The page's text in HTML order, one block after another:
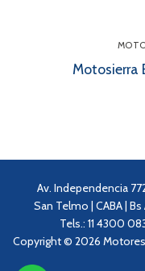
Motosierra
Av. Independencia
San Telmo | CABA |
Tels.: 11 4300
Copyright © 2026